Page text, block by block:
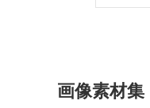
画像素材集